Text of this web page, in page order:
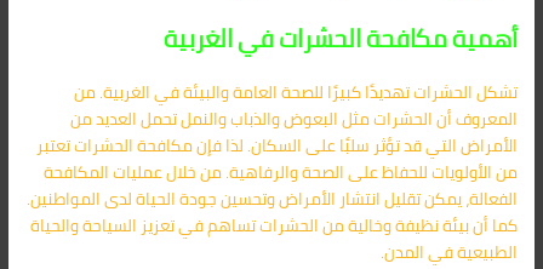
أهمية مكافحة الحشرات في الغربية
تشكل الحشرات تهديدًا كبيرًا للصحة العامة والبيئة في الغربية. من
المعروف أن الحشرات مثل البعوض والذباب والنمل تحمل العديد من
الأمراض التي قد تؤثر سلبًا على السكان. لذا فإن مكافحة الحشرات تعتبر
من الأولويات للحفاظ على الصحة والرفاهية. من خلال عمليات المكافحة
الفعالة، يمكن تقليل انتشار الأمراض وتحسين جودة الحياة لدى المواطنين.
كما أن بيئة نظيفة وخالية من الحشرات تساهم في تعزيز السياحة والحياة
الطبيعية في المدن.